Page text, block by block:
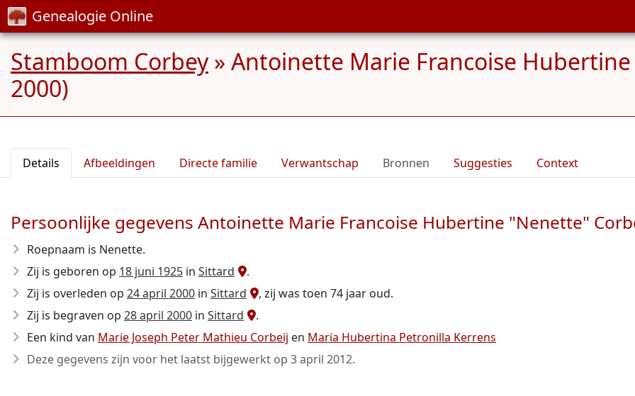
Genealogie Online
Stamboom Corbey» Antoinette Marie Francoise
2000)
Details Afbeeldingen Directe familie Verwantschap Bronnen Suggesties Context
Persoonlijke gegevens Antoinette Marie Francoise Hubertine "Nenette"
Roepnaam is Nenette.
Zij is geboren op 18 juni 1925 in Sittard
.
Zij is overleden op 24 april 2000 in Sittard
, zij was toen 74 jaar oud.
Zij is begraven op 28 april 2000 in Sittard
.
Een kind van Marie Joseph Peter Mathieu Corbeij en Maria Hubertina Petronilla Kerrens
Deze gegevens zijn voor het laatst bijgewerkt op 3 april 2012.